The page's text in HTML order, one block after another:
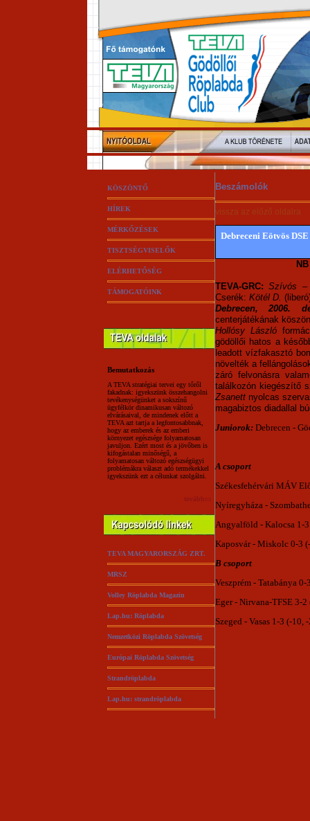
KÖSZÖNTŐ
HÍREK
MÉRKŐZÉSEK
TISZTSÉGVISELŐK
ELÉRHETŐSÉG
TÁMOGATÓINK
Bemutatkozás
A TEVA stratégiai tervei egy tőről
fakadnak: igyekszünk összehangolni
tevékenységünket a sokszínű
ügyfélkör dinamikusan változó
elvárásaival, de mindenek előtt a
TEVA azt tartja a legfontosabbnak,
hogy az emberek és az emberi
környezet egészsége folyamatosan
javuljon. Ezért most és a jövőben is
kifogástalan minőségű, a
folyamatosan változó egészségügyi
problémákra választ adó termékekkel
igyekszünk ezt a célunkat szolgálni.
tovább:::
TEVA MAGYARORSZÁG ZRT.
MRSZ
Volley Röplabda Magazin
Lap.hu: Röplabda
Nemzetközi Röplabda Szövetség
Európai Röplabda Szövetség
Strandröplabda
Lap.hu: strandröplabda
Beszámolók
vissza az előző oldalra
Debreceni Eötvös
TEVA-GRC: Szívós –
Cserék: Kötél D.
Debrecen, 2006.
centerjátékának
Hollósy László
gödöllői hatos a
leadott vízfakasztó
növelték a
záró felvonásra
találkozón kiegészítő
Zsanettnyolcas
magabiztos diadallal
Juniorok:Debrecen -
A csoport
Székesfehérvári MÁV
Nyíregyháza -
Angyalföld - Kalocsa 1-
Kaposvár - Miskolc 0-3
B csoport
Veszprém - Tatabánya
Eger - Nirvana-TFSE 3-
Szeged - Vasas 1-3 (-10,